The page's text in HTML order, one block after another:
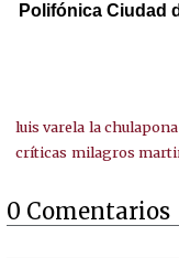
Polifónica Ciudad
luis varela la chulapona
críticas milagros
0 Comentarios